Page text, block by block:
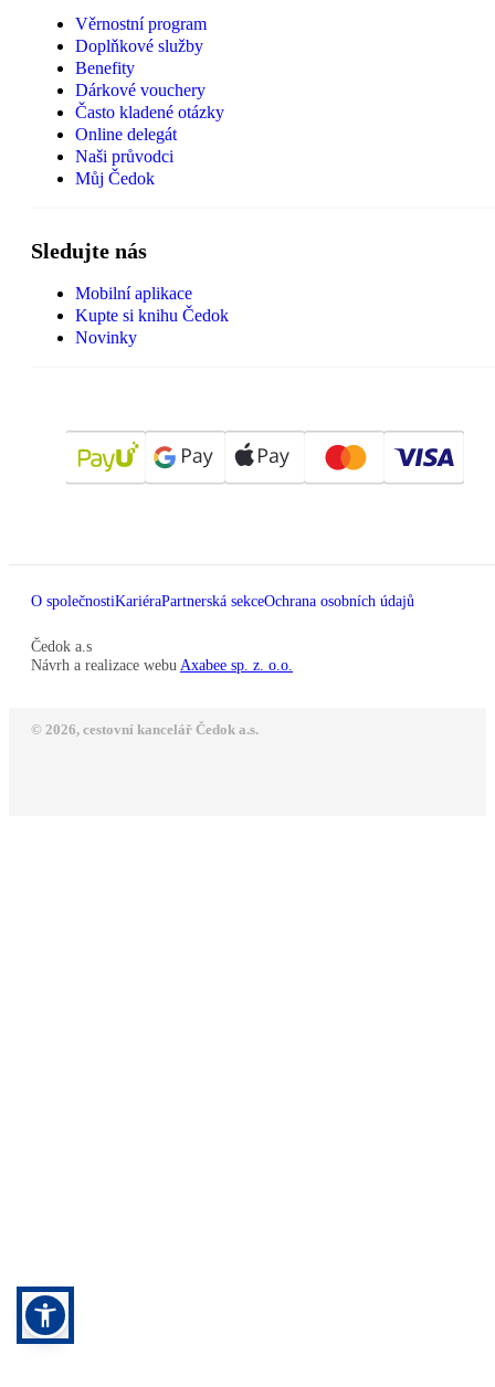
Věrnostní program
Doplňkové služby
Benefity
Dárkové vouchery
Často kladené otázky
Online delegát
Naši průvodci
Můj Čedok
Sledujte nás
Mobilní aplikace
Kupte si knihu Čedok
Novinky
O společnostiKariéraPartnerská sekceOchrana osobních údajů
Čedok a.s
Návrh a realizace webu Axabee sp. z. o.o.
© 2026, cestovní kancelář Čedok a.s.